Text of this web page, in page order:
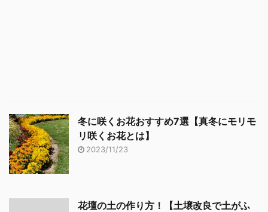
冬に咲くお花おすすめ7選【真冬にモリモ
リ咲くお花とは】
2023/11/23
花壇の土の作り方！【土壌改良で土がふ